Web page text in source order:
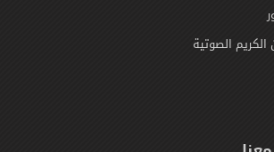
الكريم الصوتية